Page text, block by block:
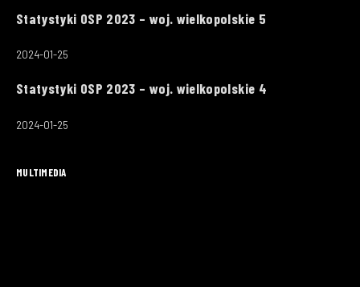
Statystyki OSP 2023 – woj. wielkopolskie 5
2024-01-25
Statystyki OSP 2023 – woj. wielkopolskie 4
2024-01-25
MULTIMEDIA